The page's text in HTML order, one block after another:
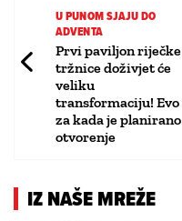
U PUNOM SJAJU DO
ADVENTA
Prvi paviljon riječke
tržnice doživjet će
veliku
transformaciju! Evo
za kada je planirano
otvorenje
IZ NAŠE MREŽE